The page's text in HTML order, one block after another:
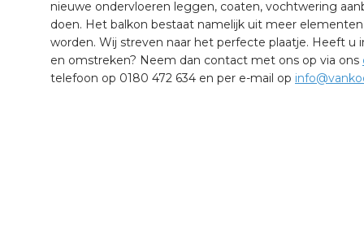
nieuwe ondervloeren leggen, coaten, vochtwering
doen. Het balkon bestaat namelijk uit meer
worden. Wij streven naar het perfecte plaatje. Heeft u
en omstreken? Neem dan contact met ons op via ons
telefoon op 0180 472 634 en per e-mail op